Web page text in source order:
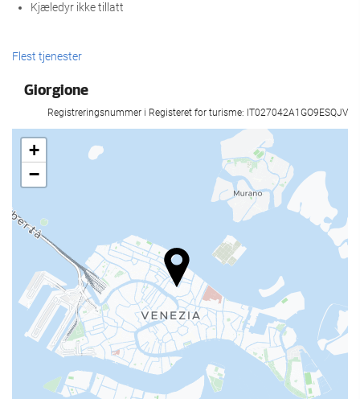
Kjæledyr ikke tillatt
Resepsjonstjenester
Mat og Drikke
Bar
Forretningsfasiliteter
Business Centre
Internett
Gratis Wi-Fi
Rengjøring
Vaskeri
Flest tjenester
Giorgione
Registreringsnummer i Registeret for turisme: IT027042A1GO9ESQJV
+
−